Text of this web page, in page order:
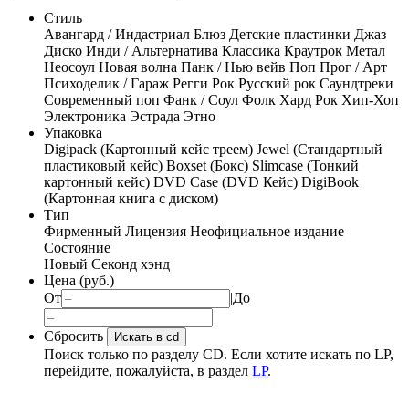
Стиль
Авангард / Индастриал Блюз Детские пластинки Джаз
Диско Инди / Альтернатива Классика Краутрок Метал
Неосоул Новая волна Панк / Нью вейв Поп Прог / Арт
Психоделик / Гараж Регги Рок Русский рок Саундтреки
Современный поп Фанк / Соул Фолк Хард Рок Хип-Хоп
Электроника Эстрада Этно
Упаковка
Digipack (Картонный кейс треем) Jewel (Стандартный
пластиковый кейс) Boxset (Бокс) Slimcase (Тонкий
картонный кейс) DVD Case (DVD Кейс) DigiBook
(Картонная книга с диском)
Тип
Фирменный Лицензия Неофициальное издание
Состояние
Новый Секонд хэнд
Цена (руб.)
От
|До
Сбросить Искать в cd
Поиск только по разделу CD. Если хотите искать по LP,
перейдите, пожалуйста, в раздел LP.